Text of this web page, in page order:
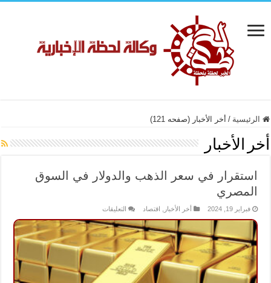
الرئيسية / أخر الأخبار (صفحه 121)
أخر الأخبار
استقرار في سعر الذهب والدولار في السوق
المصري
فبراير 19, 2024 أخر الأخبار اقتصاد التعليقاتعلى
في
سعر
الذهب
والدولار
في
المصري
مغلقة